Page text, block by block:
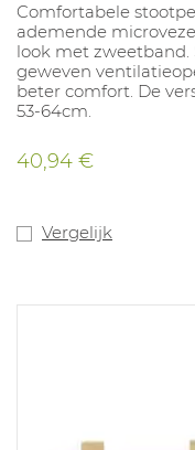
Comfortabele
ademende
look met zweetband.
geweven
beter comfort. De
53-64cm.
40,94 €
Vergelijk